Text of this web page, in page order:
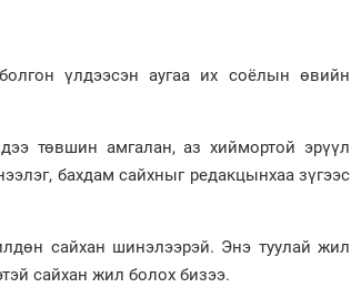
үлдээсэн аугаа их соёлын өвийн
төвшин амгалан, аз хиймортой эрүүл
бахдам сайхныг редакцынхаа зүгээс
сайхан шинэлээрэй. Энэ туулай жил
сайхан жил болох бизээ.